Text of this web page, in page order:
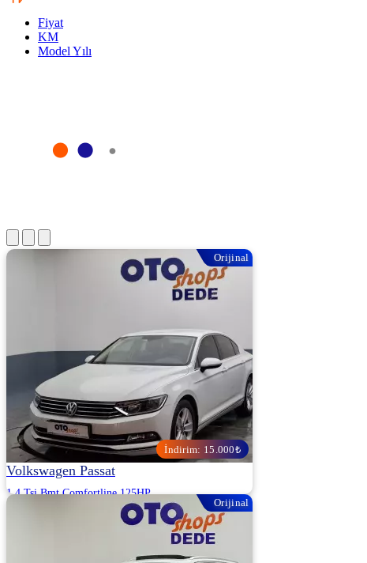
Fiyat
KM
Model Yılı
Orijinal
İndirim: 15.000₺
Volkswagen Passat
1.4 Tsi Bmt Comfortline 125HP
2015 | Manuel | Benzin | 64.000 Km
OTOSHOPS DEDE OTOMOTİV - KOCAELİ
1.765.000 ₺
Orijinal